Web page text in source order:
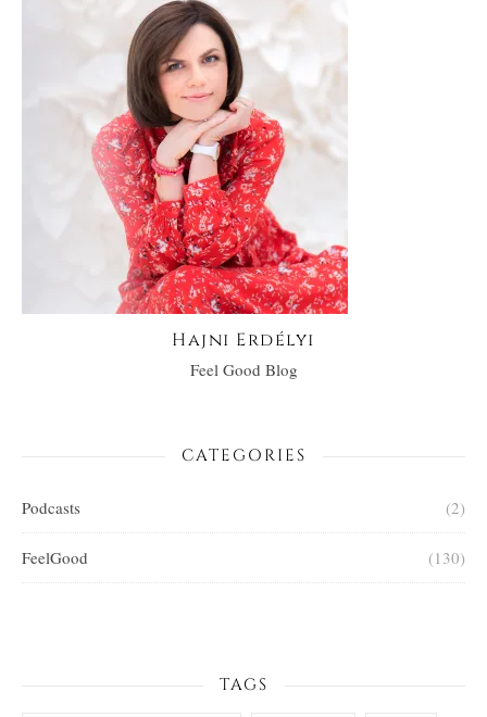
Hajni Erdélyi
Feel Good Blog
CATEGORIES
Podcasts (2)
FeelGood (130)
TAGS